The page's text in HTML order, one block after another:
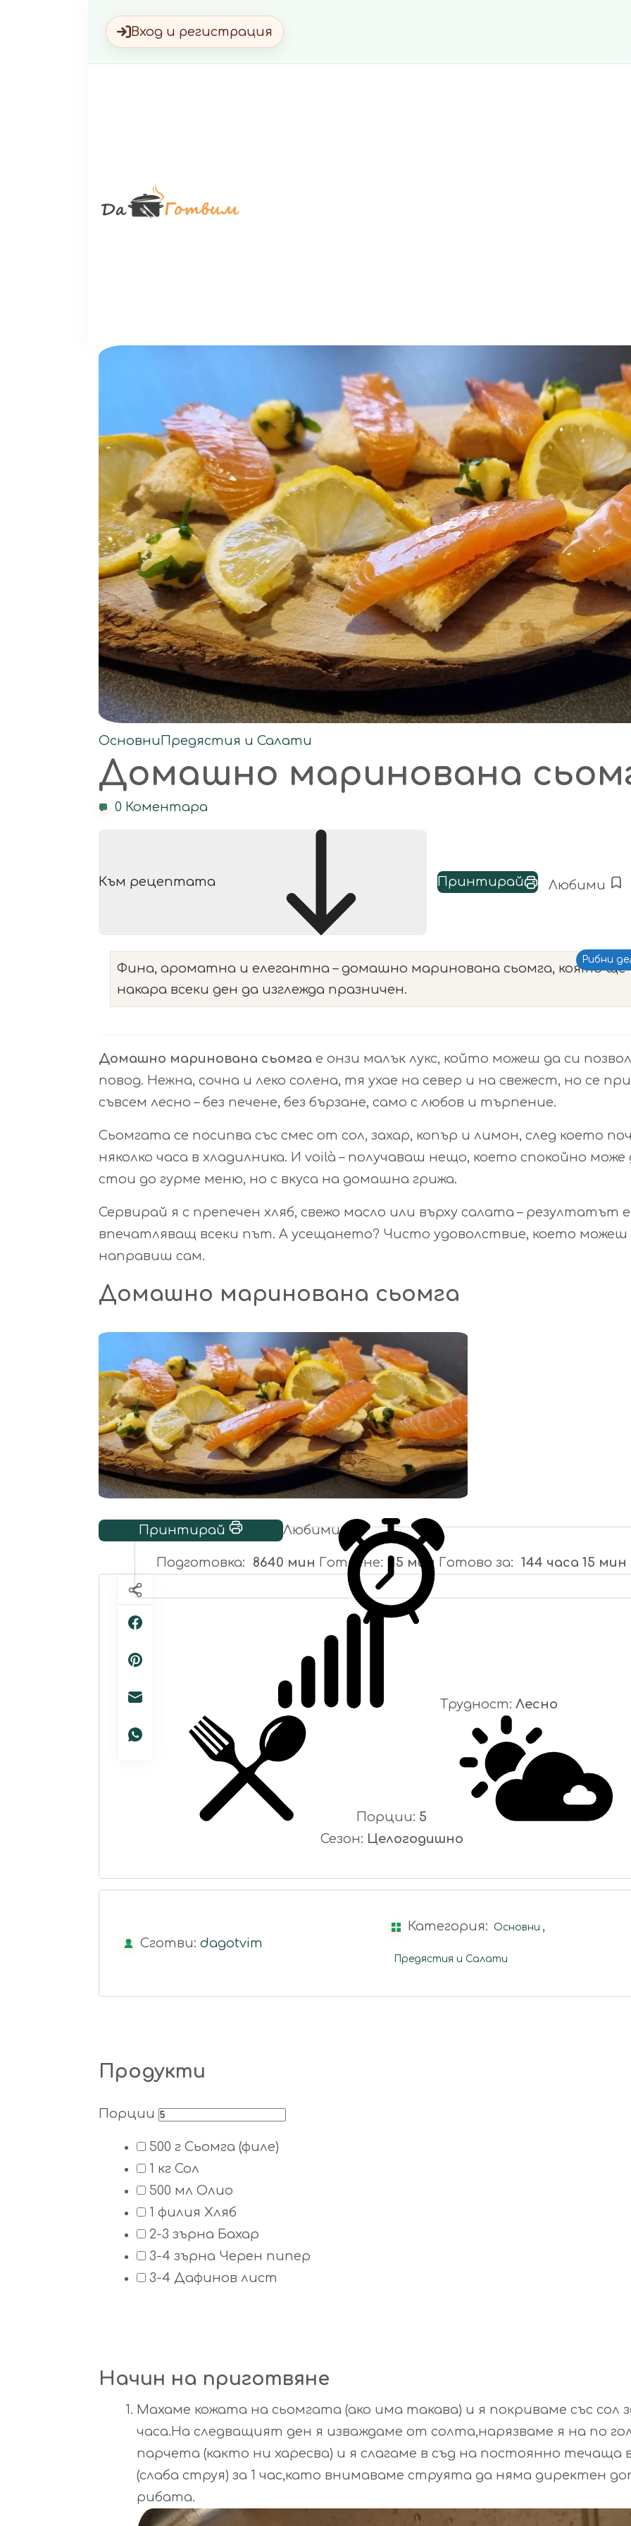
Вход и регистрация
ОсновниПредястия и Салати
Домашно маринована
0 Коментара
Към рецептата Принтирай Любими
Фина, ароматна и елегантна – домашно маринована сьомга, която ще
накара всеки ден да изглежда празничен.
Домашно маринована сьомга е онзи малък лукс, който можеш да си
повод. Нежна, сочна и леко солена, тя ухае на север и на свежест, но се
съвсем лесно – без печене, без бързане, само с любов и търпение.
Сьомгата се посипва със смес от сол, захар, копър и лимон, след което
няколко часа в хладилника. И voilà – получаваш нещо, което спокойно може
стои до гурме меню, но с вкуса на домашна грижа.
Сервирай я с препечен хляб, свежо масло или върху салата – резултатът е
впечатляващ всеки път. А усещането? Чисто удоволствие, което можеш
направиш сам.
Домашно маринована сьомга
Рибни
Принтирай Любими
Подготовка 8640 мин Готвене 15 мин Готово за 144 часа 15 мин
Трудност:Лесно
Порции: 5
Сезон: Целогодишно
Сготви: dagotvim
Категория: Основни ,
Предястия и Салати
Продукти
Порции
500 г Сьомга (филе)
1 кг Сол
500 мл Олио
1 филия Хляб
2-3 зърна Бахар
3-4 зърна Черен пипер
3-4 Дафинов лист
Начин на приготвяне
Махаме кожата на сьомгата (ако има такава) и я покриваме със сол
часа.На следващият ден я изваждаме от солта,нарязваме я на по
парчета (както ни харесва) и я слагаме в съд на постоянно течаща
(слаба струя) за 1 час,като внимаваме струята да няма директен
рибата.